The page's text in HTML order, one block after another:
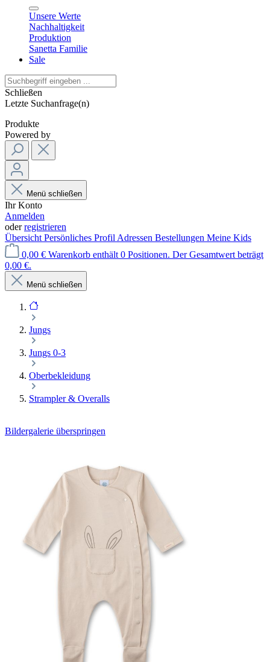
Unsere Werte
Nachhaltigkeit
Produktion
Sanetta Familie
Sale
Schließen
Letzte Suchanfrage(n)
Produkte
Powered by
Menü schließen
Ihr Konto
Anmelden
oderregistrieren
Übersicht Persönliches Profil Adressen Bestellungen Meine Kids
0,00 € Warenkorb enthält 0 Positionen. Der Gesamtwert beträgt
0,00 €.
Menü schließen
Jungs
Jungs 0-3
Oberbekleidung
Strampler & Overalls
Bildergalerie überspringen